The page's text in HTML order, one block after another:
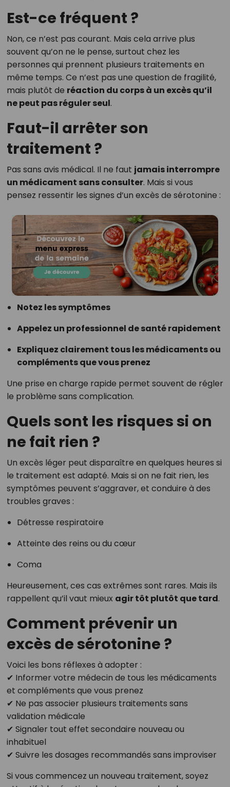
Est-ce fréquent ?
Non, ce n’est pas courant. Mais cela arrive plus
souvent qu’on ne le pense, surtout chez les
personnes qui prennent plusieurs traitements en
même temps. Ce n’est pas une question de fragilité,
mais plutôt de réaction du corps à un excès qu’il
ne peut pas réguler seul.
Faut-il arrêter son
traitement ?
Pas sans avis médical. Il ne faut jamais interrompre
un médicament sans consulter. Mais si vous
pensez ressentir les signes d’un excès de sérotonine :
Notez les symptômes
Appelez un professionnel de santé rapidement
Expliquez clairement tous les médicaments ou
compléments que vous prenez
Une prise en charge rapide permet souvent de régler
le problème sans complication.
Quels sont les risques si on
ne fait rien ?
Un excès léger peut disparaître en quelques heures si
le traitement est adapté. Mais si on ne fait rien, les
symptômes peuvent s’aggraver, et conduire à des
troubles graves :
Détresse respiratoire
Atteinte des reins ou du cœur
Coma
Heureusement, ces cas extrêmes sont rares. Mais ils
rappellent qu’il vaut mieux agir tôt plutôt que tard.
Comment prévenir un
excès de sérotonine ?
Voici les bons réflexes à adopter :
✔ Informer votre médecin de tous les médicaments
et compléments que vous prenez
✔ Ne pas associer plusieurs traitements sans
validation médicale
✔ Signaler tout effet secondaire nouveau ou
inhabituel
✔ Suivre les dosages recommandés sans improviser
Si vous commencez un nouveau traitement, soyez